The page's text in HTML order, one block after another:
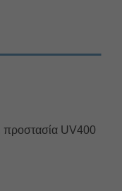
προστασία UV400